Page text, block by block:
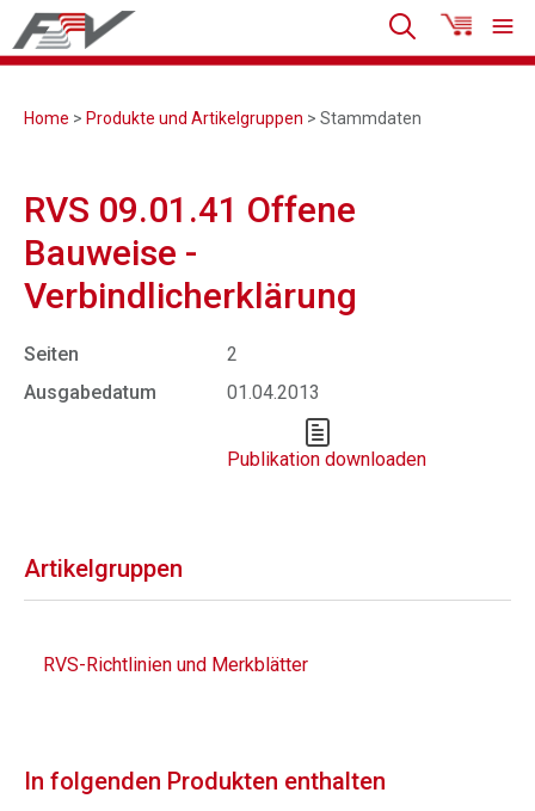
Home > Produkte und Artikelgruppen > Stammdaten
RVS 09.01.41 Offene
Bauweise -
Verbindlicherklärung
Seiten
2
Ausgabedatum
01.04.2013
Publikation downloaden
Artikelgruppen
RVS-Richtlinien und Merkblätter
In folgenden Produkten enthalten